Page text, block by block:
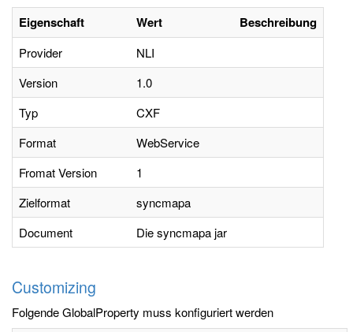
Eigenschaft Wert Beschreibung
Provider
NLI
Version
1.0
Typ
CXF
Format
WebService
Fromat Version
1
Zielformat
syncmapa
Document
Die syncmapa jar
Customizing
Folgende GlobalProperty muss konfiguriert werden